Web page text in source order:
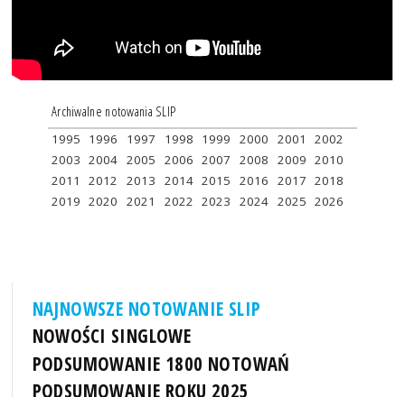
Archiwalne notowania SLIP
1995 1996 1997 1998 1999 2000 2001
2002
2003 2004 2005 2006 2007 2008 2009 2010
2011
2012 2013 2014 2015 2016 2017 2018
2019 2020 2021 2022 2023 2024 2025 2026
NAJNOWSZE NOTOWANIE SLIP
NOWOŚCI SINGLOWE
PODSUMOWANIE 1800 NOTOWAŃ
PODSUMOWANIE ROKU 2025